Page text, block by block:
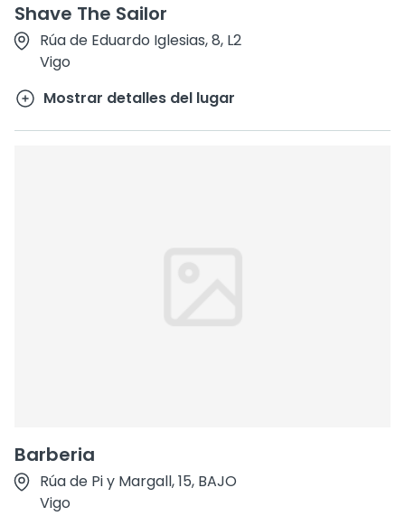
Shave The Sailor
Rúa de Eduardo Iglesias, 8, L2
Vigo
Mostrar detalles del lugar
Barberia
Rúa de Pi y Margall, 15, BAJO
Vigo